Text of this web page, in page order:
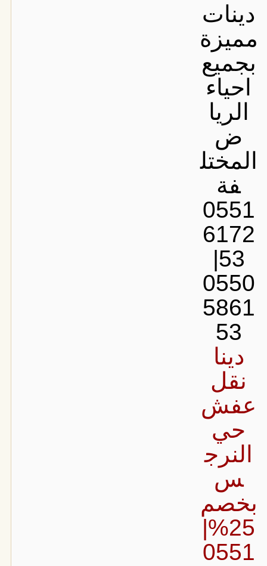
دينات
مميزة
بجميع
احياء
الريا
ض
المختل
فة
0551
6172
53|
0550
5861
53
دينا
نقل
عفش
حي
النرج
س
بخصم
25%|
0551